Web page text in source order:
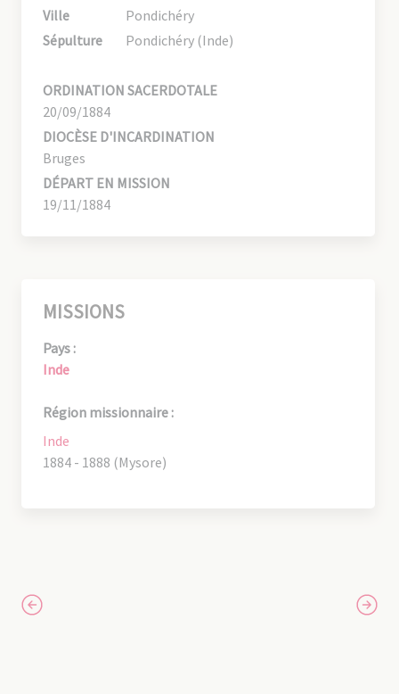
Ville
Pondichéry
Sépulture
Pondichéry (Inde)
ORDINATION SACERDOTALE
20/09/1884
DIOCÈSE D'INCARDINATION
Bruges
DÉPART EN MISSION
19/11/1884
MISSIONS
Pays :
Inde
Région missionnaire :
Inde
1884 - 1888 (Mysore)